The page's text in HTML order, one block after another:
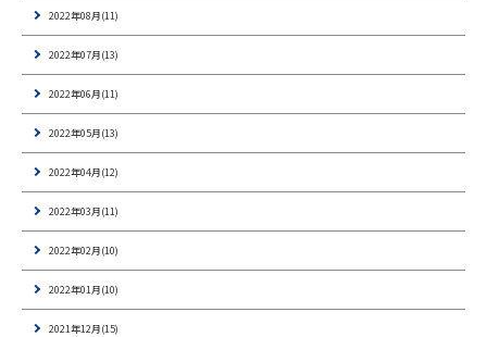
2022年08月(11)
2022年07月(13)
2022年06月(11)
2022年05月(13)
2022年04月(12)
2022年03月(11)
2022年02月(10)
2022年01月(10)
2021年12月(15)